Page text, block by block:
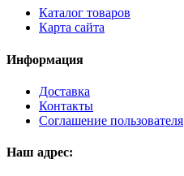
Каталог товаров
Карта сайта
Информация
Доставка
Контакты
Соглашение пользователя
Наш адрес: